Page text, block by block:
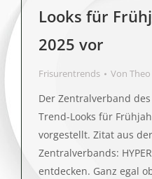
Looks für
2025 vor
Frisurentrends Von Theo
Der Zentralverband
Trend-Looks für
vorgestellt. Zitat aus
Zentralverbands:
entdecken. Ganz egal